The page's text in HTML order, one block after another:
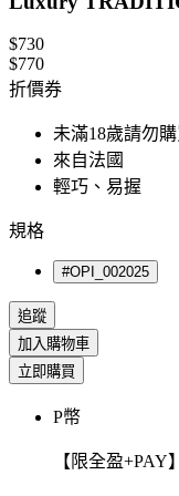
$730
$770
折價券
未滿18歲請勿
來自法國
輕巧、易握
規格
#OPI_002025
追蹤
加入購物車
立即購買
P幣
【限全盈+PAY